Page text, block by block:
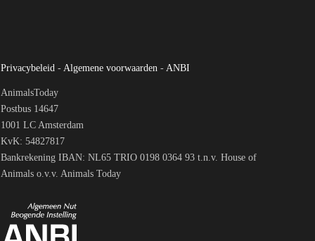
Privacybeleid - Algemene voorwaarden - ANBI
AnimalsToday
Postbus 14647
1001 LC Amsterdam
KvK: 54827817
Bankrekening IBAN: NL65 TRIO 0198 0364 93 t.n.v. House of
Animals o.v.v. Animals Today